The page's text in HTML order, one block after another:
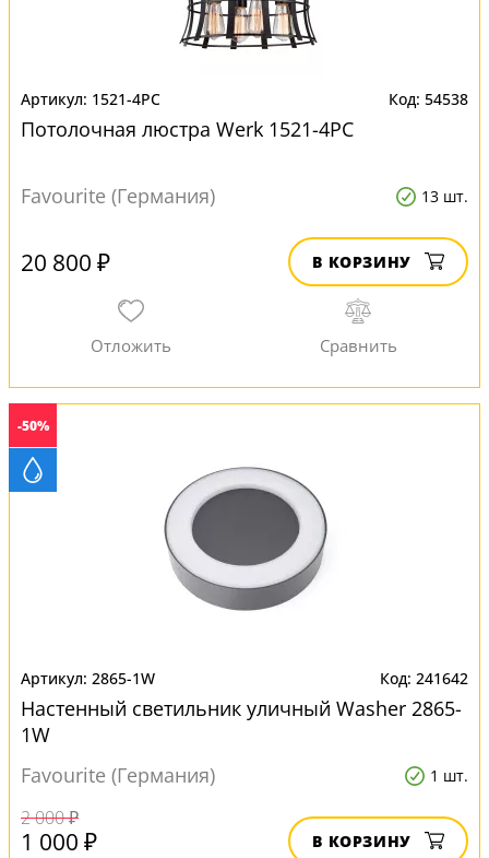
1521-4PC 54538
Потолочная люстра Werk 1521-4PC
Favourite (Германия) 13 шт.
20 800 ₽ В КОРЗИНУ
-50%
2865-1W 241642
Настенный светильник уличный Washer 2865-
1W
Favourite (Германия)
1 шт.
2 000 ₽
1 000 ₽ В КОРЗИНУ